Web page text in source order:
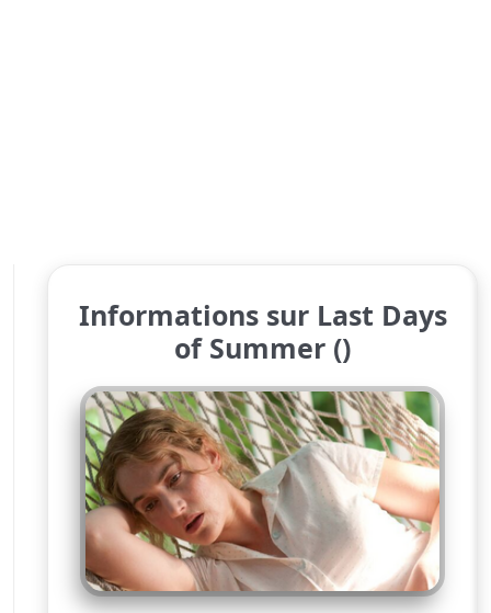
Informations sur Last Days
of Summer ()